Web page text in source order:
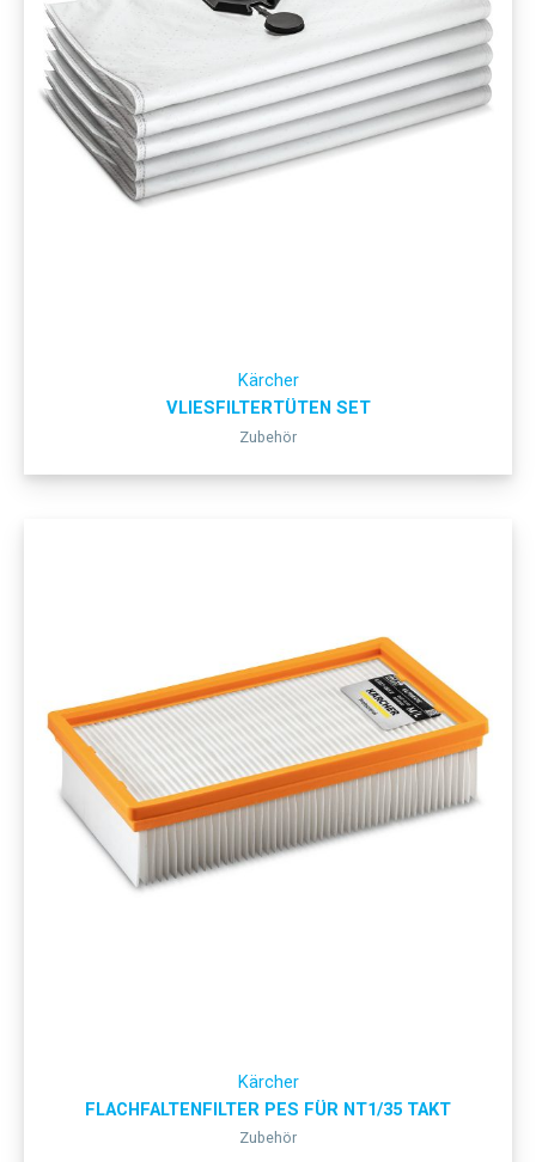
Kärcher
VLIESFILTERTÜTEN SET
Zubehör
Kärcher
FLACHFALTENFILTER PES FÜR NT1/35 TAKT
Zubehör